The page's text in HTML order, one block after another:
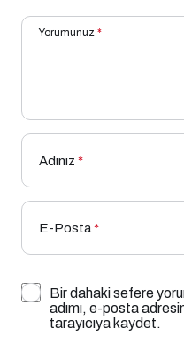
Yorumunuz *
Adınız *
E-Posta*
Bir dahaki sefere
adımı, e-posta
tarayıcıya kaydet.